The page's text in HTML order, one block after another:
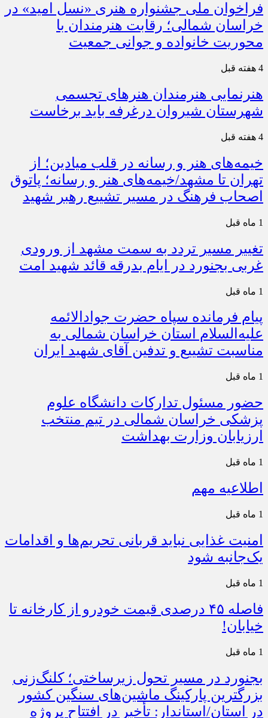
فراخوان ملی جشنواره هنری «نسل امید» در
خراسان شمالی؛ رقابت هنرمندان با
محوریت خانواده و جوانی جمعیت
4 هفته قبل
هنرنمایی هنرمندان هنرهای تجسمی
شهرستان شیروان درغرفه باید برخاست
4 هفته قبل
خیمه‌های هنر و رسانه در قلب میادین؛ از
تهران تا مشهد/خیمه‌های هنر و رسانه؛ پاتوق
اصحاب فرهنگ در مسیر تشییع رهبر شهید
1 ماه قبل
تغییر مسیر تردد به سمت مشهد از ورودی
غربی بجنورد در ایام بدرقه قائد شهید امت
1 ماه قبل
پیام فرمانده سپاه حضرت جوادالائمه
علیه‌السلام استان خراسان شمالی به
مناسبت تشییع و تدفین آقای شهید ایران
1 ماه قبل
حضور مسئول تدارکات دانشگاه علوم
پزشکی خراسان شمالی در تیم منتخب
ارزیابان وزارت بهداشت
1 ماه قبل
اطلاعیه مهم
1 ماه قبل
امنیت غذایی نباید قربانی تحریم‌ها و اقدامات
یک‌جانبه شود
1 ماه قبل
فاصله ۴۵ درصدی قیمت خودرو از کارخانه تا
خیابان!
1 ماه قبل
بجنورد در مسیر تحول زیرساختی؛ کلنگ‌زنی
بزرگترین پارکینگ ماشین‌های سنگین کشور
در استان/استاندار: تأخیر در افتتاح پروژه